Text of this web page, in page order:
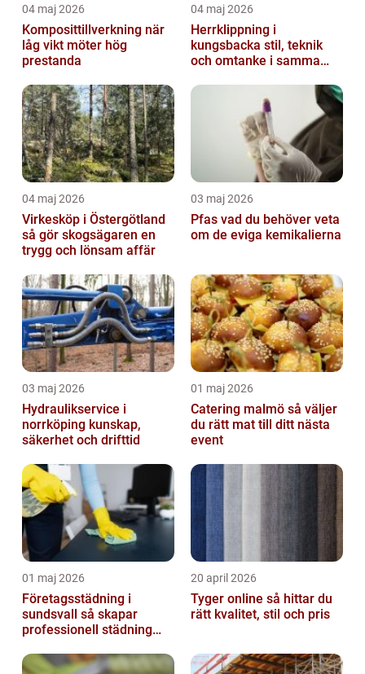
04 maj 2026
Komposittillverkning när
låg vikt möter hög
prestanda
04 maj 2026
Herrklippning i
kungsbacka stil, teknik
och omtanke i samma
04 maj 2026
Virkesköp i Östergötland
så gör skogsägaren en
trygg och lönsam affär
03 maj 2026
Pfas vad du behöver veta
om de eviga kemikalierna
03 maj 2026
Hydraulikservice i
norrköping kunskap,
säkerhet och drifttid
01 maj 2026
Catering malmö så väljer
du rätt mat till ditt nästa
event
01 maj 2026
Företagsstädning i
sundsvall så skapar
professionell städning
starkare varum...
20 april 2026
Tyger online så hittar du
rätt kvalitet, stil och pris